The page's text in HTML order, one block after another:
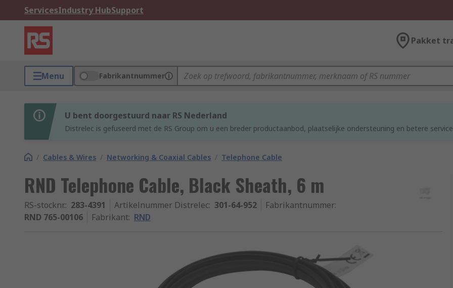
ServicesIndustry HubSupport
Pakket
Menu Fabrikantnummer
U bent doorgestuurd naar RS Nederland
Distrelec is gefuseerd met de RS Group om u een breder productaanbod, plaatselijke ondersteuning en betere
/ Cables & Wires / Networking & Coaxial Cables / Telephone Cable
RND Telephone Cable, Black Sheath, 6 m
RS-stocknr.: 283-4391 Artikelnummer Distrelec: 301-64-952 Fabrikantnummer:
RND 765-00106
Fabrikant: RND